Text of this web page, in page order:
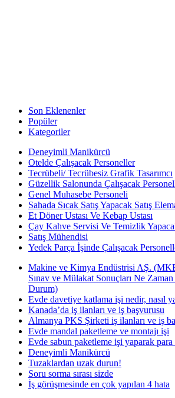
Son Eklenenler
Popüler
Kategoriler
Deneyimli Manikürcü
Otelde Çalışacak Personeller
Tecrübeli/ Tecrübesiz Grafik Tasarımcı
Güzellik Salonunda Çalışacak
Genel Muhasebe Personeli
Sahada Sıcak Satış Yapacak Satış
Et Döner Ustası Ve Kebap Ustası
Çay Kahve Servisi Ve Temizlik
Satış Mühendisi
Yedek Parça İşinde Çalışacak
Makine ve Kimya Endüstrisi AŞ.
Sınav ve Mülakat Sonuçları Ne
Durum)
Evde davetiye katlama işi nedir, nasıl
Kanada’da iş ilanları ve iş başvurusu
Almanya PKS Şirketi iş ilanları ve iş
Evde mandal paketleme ve montajı işi
Evde sabun paketleme işi yaparak
Deneyimli Manikürcü
Tuzaklardan uzak durun!
Soru sorma sırası sizde
İş görüşmesinde en çok yapılan 4 hata